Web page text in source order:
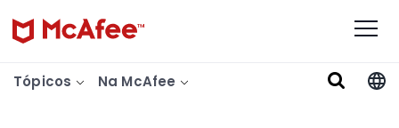
Tópicos Na McAfee